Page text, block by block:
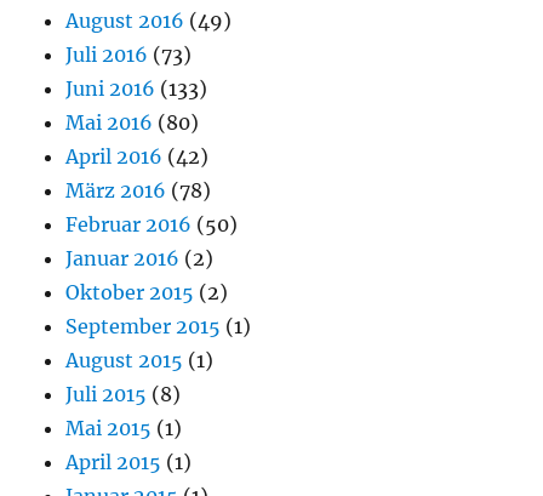
August 2016 (49)
Juli 2016 (73)
Juni 2016 (133)
Mai 2016 (80)
April 2016 (42)
März 2016 (78)
Februar 2016 (50)
Januar 2016 (2)
Oktober 2015 (2)
September 2015 (1)
August 2015 (1)
Juli 2015 (8)
Mai 2015 (1)
April 2015 (1)